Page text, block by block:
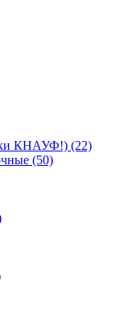
КНАУФ!) (22)
(50)